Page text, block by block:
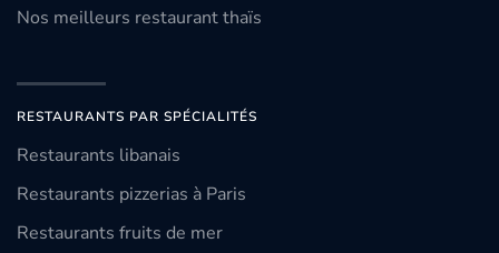
Nos meilleurs restaurant thaïs
RESTAURANTS PAR SPÉCIALITÉS
Restaurants libanais
Restaurants pizzerias à Paris
Restaurants fruits de mer